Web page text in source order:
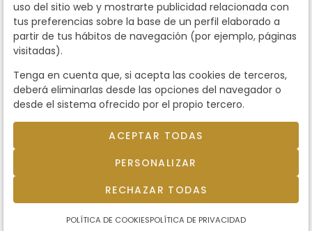
finalidad de gestionar la relación comercial. Puede ejercitar los
derechos de acceso, rectificación, cancelación, oposición y demás
derechos en los términos establecidos en la normativa vigente
dirigiéndote a nosotros. Asimismo, nos puede solicitar el envío de
llamando al teléfono 915159584 o enviando un e-mail a
info@subastassegre.es
Este sitio está protegido por reCAPTCHA y se aplican la
Términos de servicio de Google.
© 2026
Desarrollado por Labelgrup Networks.
uso del sitio web y mostrarte publicidad relacionada con
tus preferencias sobre la base de un perfil elaborado a
partir de tus hábitos de navegación (por ejemplo, páginas
visitadas).
Tenga en cuenta que, si acepta las cookies de terceros,
deberá eliminarlas desde las opciones del navegador o
desde el sistema ofrecido por el propio tercero.
ACEPTAR TODAS
PERSONALIZAR
RECHAZAR TODAS
POLÍTICA DE COOKIESPOLÍTICA DE PRIVACIDAD